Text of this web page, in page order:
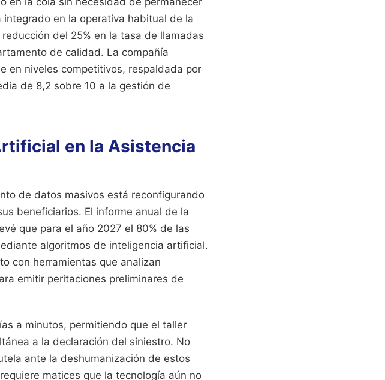
en la operativa habitual de la
del 25% en la tasa de llamadas
de calidad. La compañía
en niveles competitivos, respaldada por
de 8,2 sobre 10 a la gestión de
en la Asistencia
de datos masivos está reconfigurando
beneficiarios. El informe anual de la
que para el año 2027 el 80% de las
algoritmos de inteligencia artificial.
con herramientas que analizan
emitir peritaciones preliminares de
a minutos, permitiendo que el taller
a la declaración del siniestro. No
ante la deshumanización de estos
matices que la tecnología aún no